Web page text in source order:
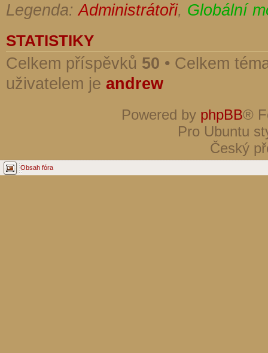
Legenda:Administrátoři, Globální
STATISTIKY
Celkem příspěvků 50 • Celkem
uživatelem je andrew
Powered by phpBB®
Pro Ubuntu
Český
Obsah fóra